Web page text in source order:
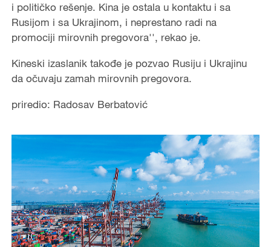
i političko rešenje. Kina je ostala u kontaktu i sa
Rusijom i sa Ukrajinom, i neprestano radi na
promociji mirovnih pregovora'', rekao je.
Kineski izaslanik takođe je pozvao Rusiju i Ukrajinu
da očuvaju zamah mirovnih pregovora.
priredio: Radosav Berbatović